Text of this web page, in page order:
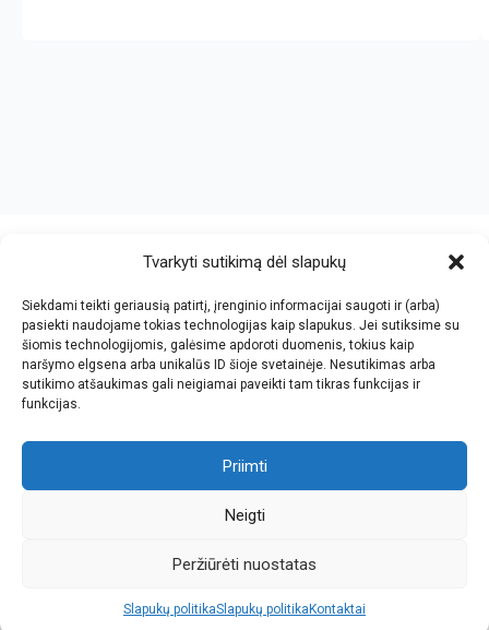
Tvarkyti sutikimą dėl slapukų
Siekdami teikti geriausią patirtį, įrenginio informacijai saugoti ir (arba)
pasiekti naudojame tokias technologijas kaip slapukus. Jei sutiksime su
šiomis technologijomis, galėsime apdoroti duomenis, tokius kaip
naršymo elgsena arba unikalūs ID šioje svetainėje. Nesutikimas arba
sutikimo atšaukimas gali neigiamai paveikti tam tikras funkcijas ir
funkcijas.
Priimti
Neigti
Peržiūrėti nuostatas
Slapukų politikaSlapukų politika Kontaktai
V. Jankovskio firma
Įmonės kodas: 123612573
PVM kodas: LT236125716
Tel.: +370 657 81065
Parko g.7, Naujoji Vilnia, KNYGYNAS
Darbo laikas: I-V 9.00-18.00